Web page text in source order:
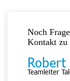
Noch
Kontakt zu
Teamleiter